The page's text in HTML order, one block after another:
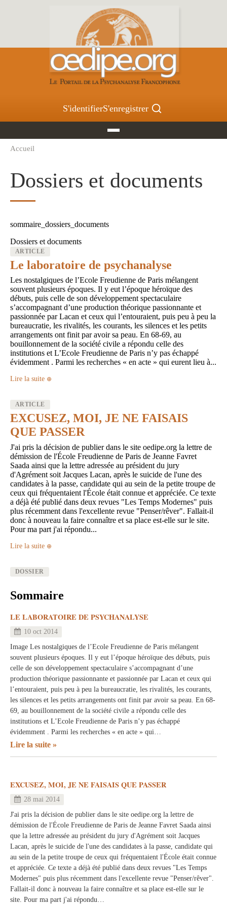
S'identifierS'enregistrer
d'Ariane
Accueil
Dossiers et documents
sommaire_dossiers_documents
Dossiers et documents
ARTICLE
Le laboratoire de psychanalyse
Les nostalgiques de l’Ecole Freudienne de Paris mélangent
souvent plusieurs époques. Il y eut l’époque héroïque des
débuts, puis celle de son développement spectaculaire
s’accompagnant d’une production théorique passionnante et
passionnée par Lacan et ceux qui l’entouraient, puis peu à peu la
bureaucratie, les rivalités, les courants, les silences et les petits
arrangements ont finit par avoir sa peau. En 68-69, au
bouillonnement de la société civile a répondu celle des
institutions et L’Ecole Freudienne de Paris n’y pas échappé
évidemment . Parmi les recherches « en acte » qui eurent lieu à...
Lire la suite
ARTICLE
EXCUSEZ, MOI, JE NE FAISAIS
QUE PASSER
J'ai pris la décision de publier dans le site oedipe.org la lettre de
démission de l'École Freudienne de Paris de Jeanne Favret
Saada ainsi que la lettre adressée au président du jury
d'Agrément soit Jacques Lacan, après le suicide de l'une des
candidates à la passe, candidate qui au sein de la petite troupe de
ceux qui fréquentaient l'École était connue et appréciée. Ce texte
a déjà été publié dans deux revues "Les Temps Modernes" puis
plus récemment dans l'excellente revue "Penser/rêver". Fallait-il
donc à nouveau la faire connaître et sa place est-elle sur le site.
Pour ma part j'ai répondu...
Lire la suite
DOSSIER
Sommaire
LE LABORATOIRE DE PSYCHANALYSE
10 oct 2014
Image Les nostalgiques de l’Ecole Freudienne de Paris mélangent
souvent plusieurs époques. Il y eut l’époque héroïque des débuts, puis
celle de son développement spectaculaire s’accompagnant d’une
production théorique passionnante et passionnée par Lacan et ceux qui
l’entouraient, puis peu à peu la bureaucratie, les rivalités, les courants,
les silences et les petits arrangements ont finit par avoir sa peau. En 68-
69, au bouillonnement de la société civile a répondu celle des
institutions et L’Ecole Freudienne de Paris n’y pas échappé
évidemment . Parmi les recherches « en acte » qui…
Lire la suite
EXCUSEZ, MOI, JE NE FAISAIS QUE PASSER
28 mai 2014
J'ai pris la décision de publier dans le site oedipe.org la lettre de
démission de l'École Freudienne de Paris de Jeanne Favret Saada ainsi
que la lettre adressée au président du jury d'Agrément soit Jacques
Lacan, après le suicide de l'une des candidates à la passe, candidate qui
au sein de la petite troupe de ceux qui fréquentaient l'École était connue
et appréciée. Ce texte a déjà été publié dans deux revues "Les Temps
Modernes" puis plus récemment dans l'excellente revue "Penser/rêver".
Fallait-il donc à nouveau la faire connaître et sa place est-elle sur le
site. Pour ma part j'ai répondu…